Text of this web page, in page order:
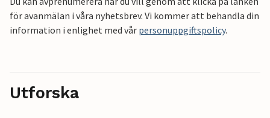
för avanmälan i våra nyhetsbrev. Vi kommer att behandla din
information i enlighet med vår personuppgiftspolicy.
Utforska